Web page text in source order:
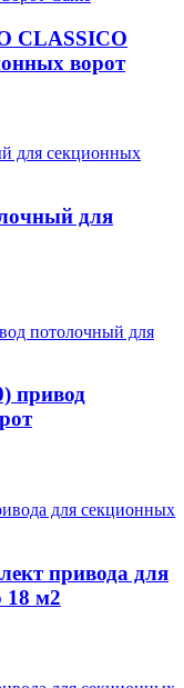
CLASSICO
ворот
для
привод
привода для
18 м2